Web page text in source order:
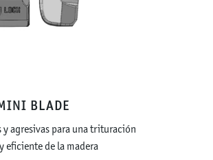
BLADE
y agresivas para una trituración
eficiente de la madera